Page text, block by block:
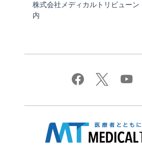
株式会社メディカルトリビュー
内